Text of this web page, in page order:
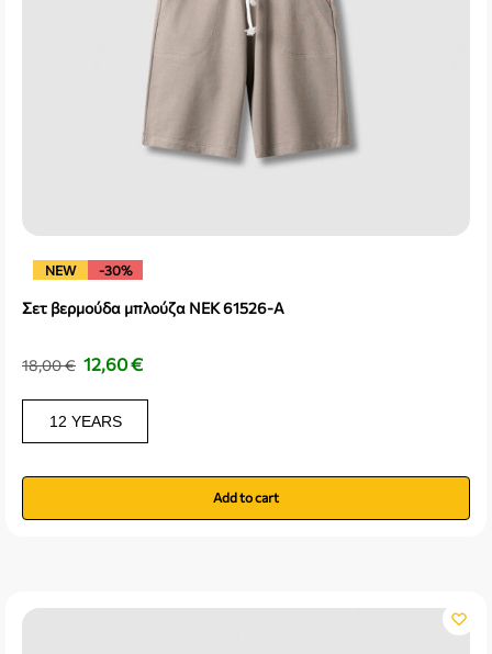
NEW -30%
Σετ βερμούδα μπλούζα NEK 61526-A
18,00€ 12,60€
12 YEARS
Add to cart